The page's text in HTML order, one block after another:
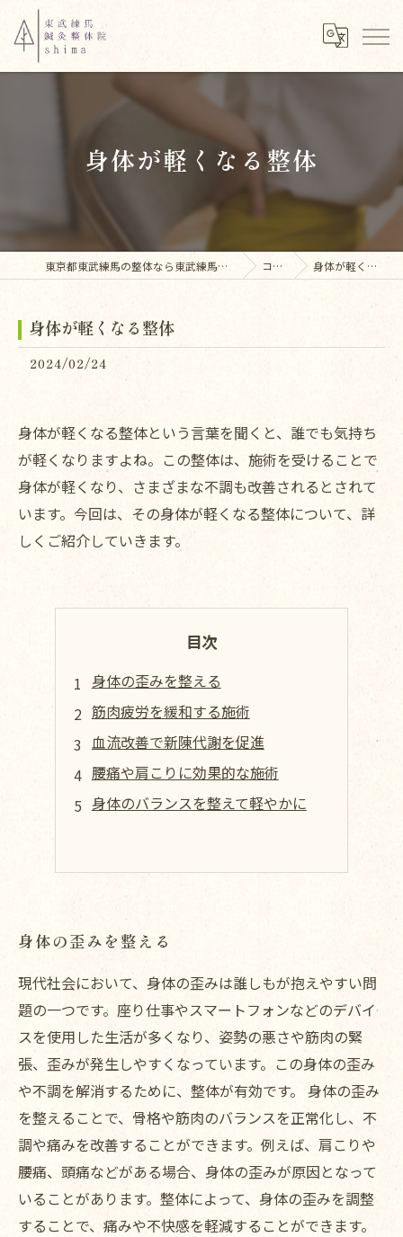
身体が軽くなる整体
東京都東武練馬の整体なら東武練馬鍼灸整体院shima コラム 身体が軽くなる整体
身体が軽くなる整体
2024/02/24
身体が軽くなる整体という言葉を聞くと、誰でも気持ち
が軽くなりますよね。この整体は、施術を受けることで
身体が軽くなり、さまざまな不調も改善されるとされて
います。今回は、その身体が軽くなる整体について、詳
しくご紹介していきます。
目次
身体の歪みを整える
筋肉疲労を緩和する施術
血流改善で新陳代謝を促進
腰痛や肩こりに効果的な施術
身体のバランスを整えて軽やかに
身体の歪みを整える
現代社会において、身体の歪みは誰しもが抱えやすい問
題の一つです。座り仕事やスマートフォンなどのデバイ
スを使用した生活が多くなり、姿勢の悪さや筋肉の緊
張、歪みが発生しやすくなっています。この身体の歪み
や不調を解消するために、整体が有効です。 身体の歪み
を整えることで、骨格や筋肉のバランスを正常化し、不
調や痛みを改善することができます。例えば、肩こりや
腰痛、頭痛などがある場合、身体の歪みが原因となって
いることがあります。整体によって、身体の歪みを調整
することで、痛みや不快感を軽減することができます。